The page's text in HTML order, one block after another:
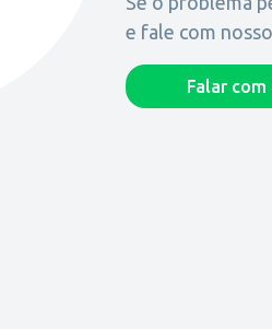
e fale com
Falar